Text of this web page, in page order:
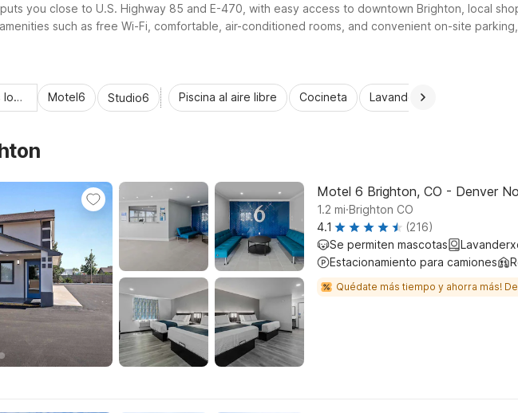
you close to U.S. Highway 85 and E-470, with easy access to downtown Brighton, local
such as free Wi-Fi, comfortable, air-conditioned rooms, and convenient on-site
here for work, family visits, or Denver-area adventures, Motel 6 helps you stay on budget.
Todos los filtros Motel6 Studio6 Piscina al aire libre Cocineta Lavandería automática
Motel 6 Brighton, CO - Denver
1.2 mi.Brighton CO
4.1
(216)
Se permiten mascotas
Estacionamiento para camiones
Quédate más tiempo y ahorra más!